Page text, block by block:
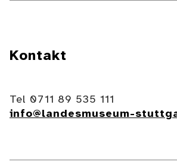
Kontakt
Tel 0711 89 535 111
info@landesmuseum-